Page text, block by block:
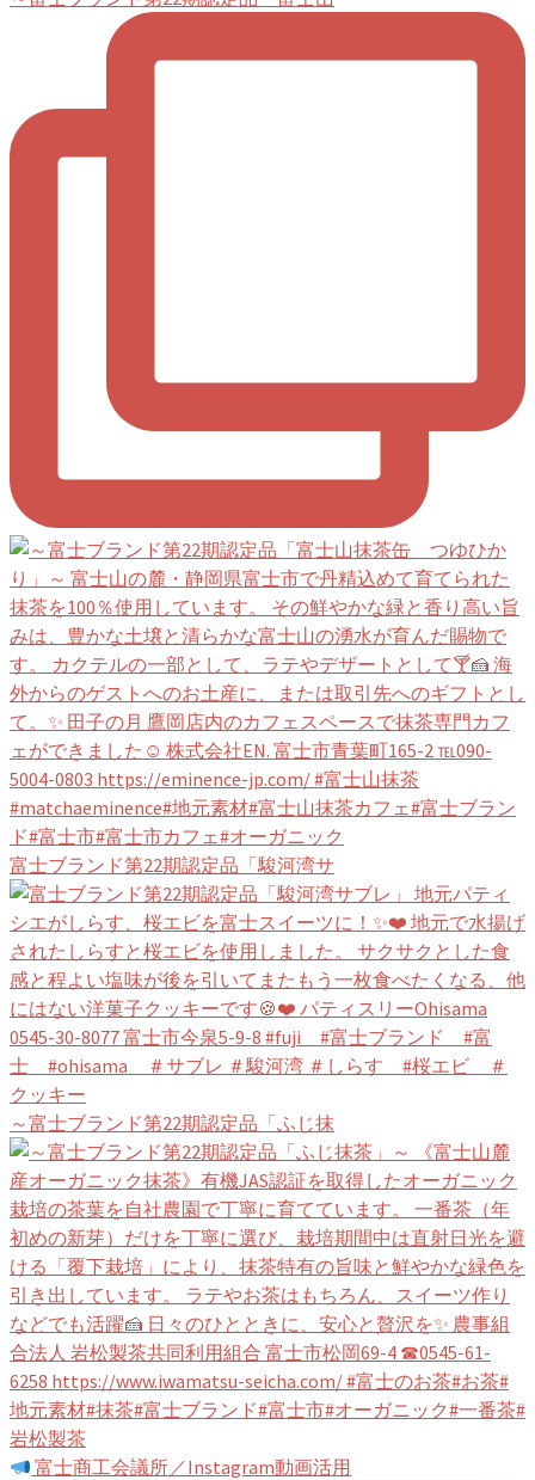
富士ブランド第22期認定品「駿河湾サ
～富士ブランド第22期認定品「ふじ抹
富士商工会議所／Instagram動画活用